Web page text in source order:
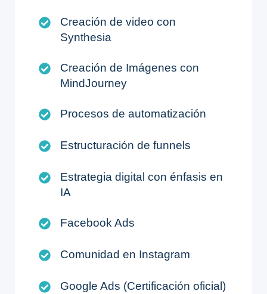
Creación de video con
Synthesia
Creación de Imágenes con
MindJourney
Procesos de automatización
Estructuración de funnels
Estrategia digital con énfasis en
IA
Facebook Ads
Comunidad en Instagram
Google Ads (Certificación oficial)